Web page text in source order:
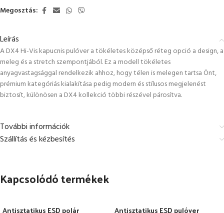
Megosztás:
Leírás
A DX4 Hi-Vis kapucnis pulóver a tökéletes középső réteg opció a design, a
meleg és a stretch szempontjából. Ez a modell tökéletes
anyagvastagsággal rendelkezik ahhoz, hogy télen is melegen tartsa Önt,
prémium kategóriás kialakítása pedig modern és stílusos megjelenést
biztosít, különösen a DX4 kollekció többi részével párosítva.
További információk
Szállítás és kézbesítés
Kapcsolódó termékek
Antisztatikus ESD polár Antisztatikus ESD pulóver